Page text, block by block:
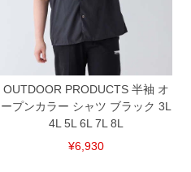
OUTDOOR PRODUCTS 半袖 オ
ープンカラー シャツ ブラック 3L
4L 5L 6L 7L 8L
¥6,930